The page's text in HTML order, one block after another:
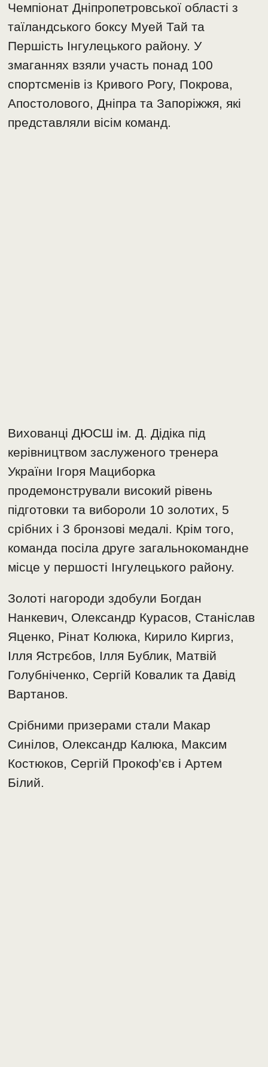
Чемпіонат Дніпропетровської області з
таїландського боксу Муей Тай та
Першість Інгулецького району. У
змаганнях взяли участь понад 100
спортсменів із Кривого Рогу, Покрова,
Апостолового, Дніпра та Запоріжжя, які
представляли вісім команд.
Вихованці ДЮСШ ім. Д. Дідіка під
керівництвом заслуженого тренера
України Ігоря Мациборка
продемонстрували високий рівень
підготовки та вибороли 10 золотих, 5
срібних і 3 бронзові медалі. Крім того,
команда посіла друге загальнокомандне
місце у першості Інгулецького району.
Золоті нагороди здобули Богдан
Нанкевич, Олександр Курасов, Станіслав
Яценко, Рінат Колюка, Кирило Киргиз,
Ілля Ястрєбов, Ілля Бублик, Матвій
Голубніченко, Сергій Ковалик та Давід
Вартанов.
Срібними призерами стали Макар
Синілов, Олександр Калюка, Максим
Костюков, Сергій Прокоф’єв і Артем
Білий.